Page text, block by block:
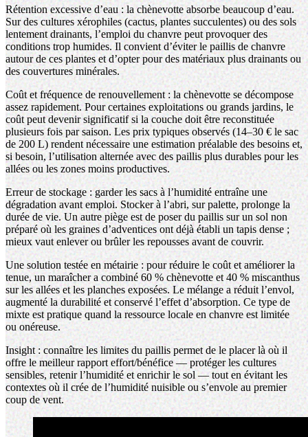
Rétention excessive d’eau : la chènevotte absorbe beaucoup d’eau.
Sur des cultures xérophiles (cactus, plantes succulentes) ou des sols
lentement drainants, l’emploi du chanvre peut provoquer des
conditions trop humides. Il convient d’éviter le paillis de chanvre
autour de ces plantes et d’opter pour des matériaux plus drainants ou
des couvertures minérales.
Coût et fréquence de renouvellement : la chènevotte se décompose
assez rapidement. Pour certaines exploitations ou grands jardins, le
coût peut devenir significatif si la couche doit être reconstituée
plusieurs fois par saison. Les prix typiques observés (14–30 € le sac
de 200 L) rendent nécessaire une estimation préalable des besoins et,
si besoin, l’utilisation alternée avec des paillis plus durables pour les
allées ou les zones moins productives.
Erreur de stockage : garder les sacs à l’humidité entraîne une
dégradation avant emploi. Stocker à l’abri, sur palette, prolonge la
durée de vie. Un autre piège est de poser du paillis sur un sol non
préparé où les graines d’adventices ont déjà établi un tapis dense ;
mieux vaut enlever ou brûler les repousses avant de couvrir.
Une solution testée en métairie : pour réduire le coût et améliorer la
tenue, un maraîcher a combiné 60 % chènevotte et 40 % miscanthus
sur les allées et les planches exposées. Le mélange a réduit l’envol,
augmenté la durabilité et conservé l’effet d’absorption. Ce type de
mixte est pratique quand la ressource locale en chanvre est limitée
ou onéreuse.
Insight : connaître les limites du paillis permet de le placer là où il
offre le meilleur rapport effort/bénéfice — protéger les cultures
sensibles, retenir l’humidité et enrichir le sol — tout en évitant les
contextes où il crée de l’humidité nuisible ou s’envole au premier
coup de vent.